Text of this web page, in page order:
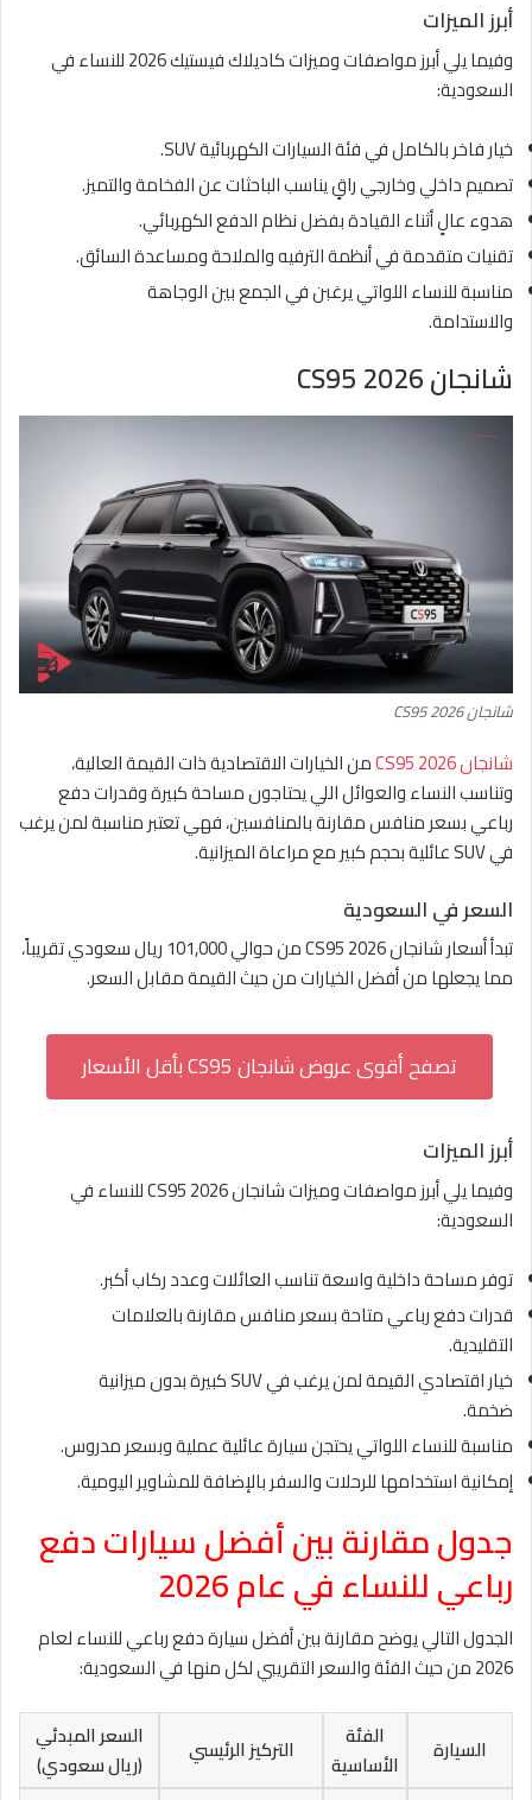
أبرز الميزات
وفيما يلي أبرز مواصفات وميزات كاديلاك فيستيك 2026 للنساء في
السعودية:
خيار فاخر بالكامل في فئة السيارات الكهربائية SUV.
تصميم داخلي وخارجي راقٍ يناسب الباحثات عن الفخامة والتميز.
هدوء عالٍ أثناء القيادة بفضل نظام الدفع الكهربائي.
تقنيات متقدمة في أنظمة الترفيه والملاحة ومساعدة السائق.
مناسبة للنساء اللواتي يرغبن في الجمع بين الوجاهة
والاستدامة.
شانجان CS95 2026
شانجان CS95 2026
شانجان CS95 2026
من الخيارات الاقتصادية ذات القيمة العالية،
وتناسب النساء والعوائل اللي يحتاجون مساحة كبيرة وقدرات دفع
رباعي بسعر منافس مقارنة بالمنافسين، فهي تعتبر مناسبة لمن يرغب
في SUV عائلية بحجم كبير مع مراعاة الميزانية.
السعر في السعودية
تبدأ أسعار شانجان CS95 2026 من حوالي 101,000 ريال سعودي تقريباً،
مما يجعلها من أفضل الخيارات من حيث القيمة مقابل السعر.
تصفح أقوى عروض شانجان CS95 بأقل الأسعار
أبرز الميزات
وفيما يلي أبرز مواصفات وميزات شانجان CS95 2026 للنساء في
السعودية:
توفر مساحة داخلية واسعة تناسب العائلات وعدد ركاب أكبر.
قدرات دفع رباعي متاحة بسعر منافس مقارنة بالعلامات
التقليدية.
خيار اقتصادي القيمة لمن يرغب في SUV كبيرة بدون ميزانية
ضخمة.
مناسبة للنساء اللواتي يحتجن سيارة عائلية عملية وبسعر مدروس.
إمكانية استخدامها للرحلات والسفر بالإضافة للمشاوير اليومية.
جدول مقارنة بين أفضل سيارات دفع
رباعي للنساء في عام 2026
الجدول التالي يوضح مقارنة بين أفضل سيارة دفع رباعي للنساء لعام
2026 من حيث الفئة والسعر التقريبي لكل منها في السعودية:
السيارة
الفئة
الأساسية
التركيز الرئيسي
السعر المبدئي
(ريال سعودي)